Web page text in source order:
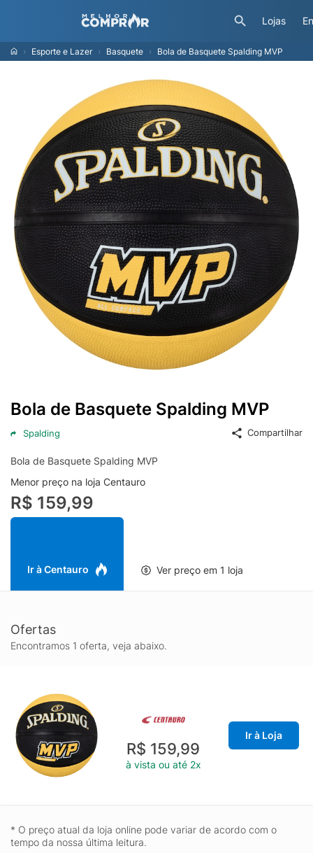
Lojas
Esporte e Lazer Basquete Bola de Basquete Spalding MVP
Bola de Basquete Spalding MVP
Spalding Compartilhar
Bola de Basquete Spalding MVP
Menor preço na loja Centauro
R$ 159,99
Ir à Centauro Ver preço em 1 loja
Ofertas
Encontramos 1 oferta, veja abaixo.
R$ 159,99
à vista ou até 2x
Ir à Loja
* O preço atual da loja online pode variar de acordo com o
tempo da nossa última leitura.